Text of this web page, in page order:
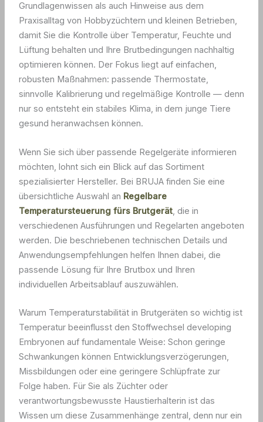
Grundlagenwissen als auch Hinweise aus dem
Praxisalltag von Hobbyzüchtern und kleinen Betrieben,
damit Sie die Kontrolle über Temperatur, Feuchte und
Lüftung behalten und Ihre Brutbedingungen nachhaltig
optimieren können. Der Fokus liegt auf einfachen,
robusten Maßnahmen: passende Thermostate,
sinnvolle Kalibrierung und regelmäßige Kontrolle — denn
nur so entsteht ein stabiles Klima, in dem junge Tiere
gesund heranwachsen können.
Wenn Sie sich über passende Regelgeräte informieren
möchten, lohnt sich ein Blick auf das Sortiment
spezialisierter Hersteller. Bei BRUJA finden Sie eine
übersichtliche Auswahl an Regelbare
Temperatursteuerung fürs Brutgerät, die in
verschiedenen Ausführungen und Regelarten angeboten
werden. Die beschriebenen technischen Details und
Anwendungsempfehlungen helfen Ihnen dabei, die
passende Lösung für Ihre Brutbox und Ihren
individuellen Arbeitsablauf auszuwählen.
Warum Temperaturstabilität in Brutgeräten so wichtig ist
Temperatur beeinflusst den Stoffwechsel developing
Embryonen auf fundamentale Weise: Schon geringe
Schwankungen können Entwicklungsverzögerungen,
Missbildungen oder eine geringere Schlüpfrate zur
Folge haben. Für Sie als Züchter oder
verantwortungsbewusste Haustierhalterin ist das
Wissen um diese Zusammenhänge zentral, denn nur ein